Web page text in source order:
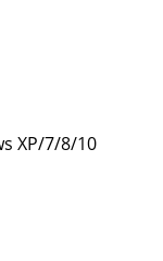
XP/7/8/10